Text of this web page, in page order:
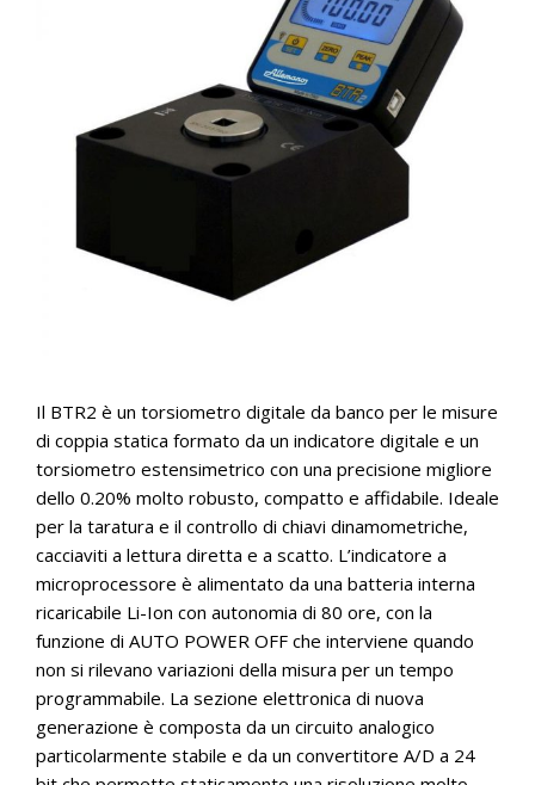
Il BTR2 è un torsiometro digitale da banco per le misure
di coppia statica formato da un indicatore digitale e un
torsiometro estensimetrico con una precisione migliore
dello 0.20% molto robusto, compatto e affidabile. Ideale
per la taratura e il controllo di chiavi dinamometriche,
cacciaviti a lettura diretta e a scatto. L’indicatore a
microprocessore è alimentato da una batteria interna
ricaricabile Li-Ion con autonomia di 80 ore, con la
funzione di AUTO POWER OFF che interviene quando
non si rilevano variazioni della misura per un tempo
programmabile. La sezione elettronica di nuova
generazione è composta da un circuito analogico
particolarmente stabile e da un convertitore A/D a 24